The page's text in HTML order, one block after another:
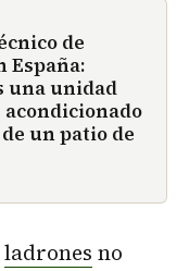
de
España:
una unidad
un patio de
ladrones no